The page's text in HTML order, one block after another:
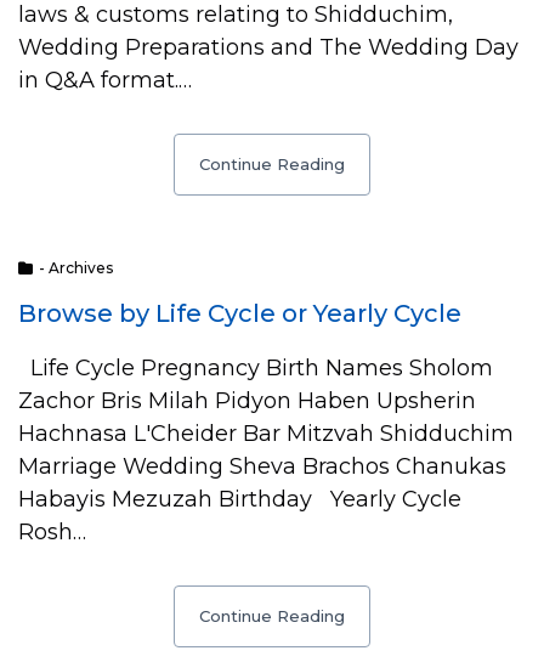
laws & customs relating to Shidduchim,
Wedding Preparations and The Wedding Day
in Q&A format.…
Continue Reading
- Archives
Browse by Life Cycle or Yearly Cycle
Life Cycle Pregnancy Birth Names Sholom
Zachor Bris Milah Pidyon Haben Upsherin
Hachnasa L'Cheider Bar Mitzvah Shidduchim
Marriage Wedding Sheva Brachos Chanukas
Habayis Mezuzah Birthday Yearly Cycle
Rosh…
Continue Reading